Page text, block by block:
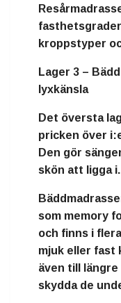
kroppstyper
Lager 3 –
lyxkänsla
Det översta
pricken över
Den gör
skön att ligga i.
som memory
och finns i
mjuk eller fast
även till
skydda de